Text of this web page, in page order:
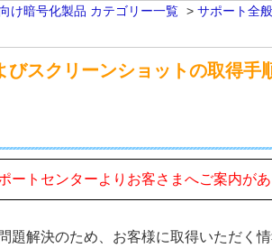
け暗号化製品 カテゴリー一覧 > サポート全般
びスクリーンショットの取得手
ートセンターよりお客さまへご案内が
題解決のため、お客様に取得いただく